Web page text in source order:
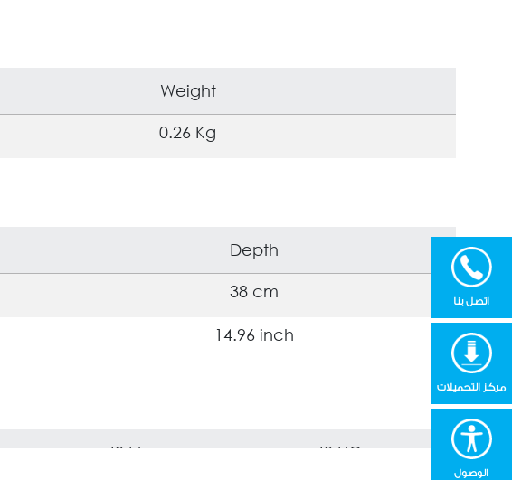
اتصل بنا
مركز التحميلات
الوصول
Weight
0.26 Kg
Depth
38 cm
14.96 inch
40 Ft 40 HQ